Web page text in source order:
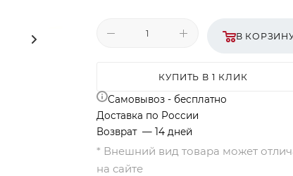
В
КУПИТЬ В 1 КЛИК
Самовывоз - бесплатно
Доставка по России
Возврат — 14 дней
* Внешний вид товара может
на сайте